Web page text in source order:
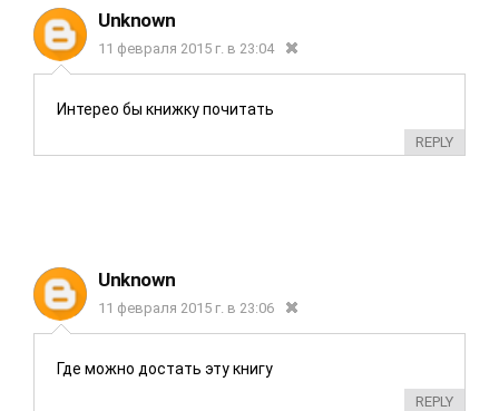
and historian
политического
Гусейнова об
итогах
Unknown
11 февраля 2015 г. в 23:04
Интерео бы книжку почитать
REPLY
Unknown
11 февраля 2015 г. в 23:06
Где можно достать эту книгу
REPLY